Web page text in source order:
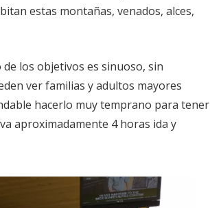
estas montañas, venados, alces,
los objetivos es sinuoso, sin
ver familias y adultos mayores
hacerlo muy temprano para tener
aproximadamente 4 horas ida y